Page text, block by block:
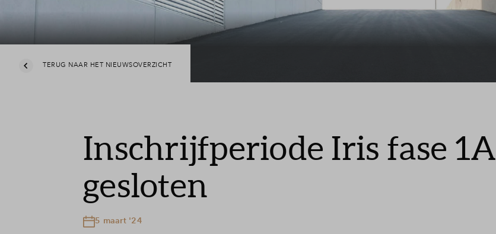
TERUG NAAR HET NIEUWSOVERZICHT
Inschrijfperiode Iris fase 1A
gesloten
5 maart '24